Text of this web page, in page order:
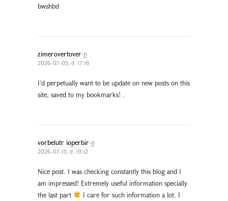
bwshbd
zimerovertover-ը
2026-07-05, ժ. 17:16
I’d perpetually want to be update on new posts on this
site, saved to my bookmarks! .
vorbelutr ioperbir-ը
2026-07-15, ժ. 19:12
Nice post. I was checking constantly this blog and I
am impressed! Extremely useful information specially
the last part
I care for such information a lot. I